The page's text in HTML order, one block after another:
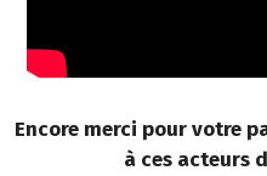
Encore merci pour votre
à ces acteurs